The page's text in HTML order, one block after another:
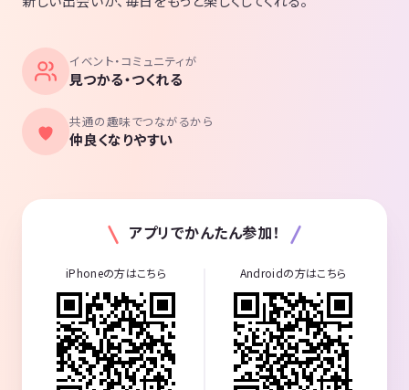
イベント・コミュニティが
見つかる・つくれる
共通の趣味でつながるから
仲良くなりやすい
アプリでかんたん参加！
iPhoneの方はこちら Androidの方はこちら